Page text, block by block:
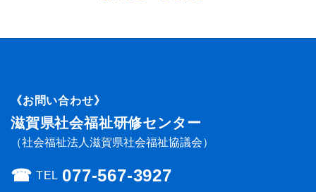
《お問い合わせ》
滋賀県社会福祉研修センター
（社会福祉法人滋賀県社会福祉協議会）
☎︎ TEL 077-567-3927